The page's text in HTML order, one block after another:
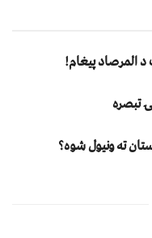
المرصاد پیغام!
تبصره
ته ونیول شوه؟